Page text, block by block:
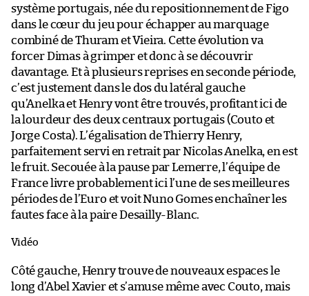
système portugais, née du repositionnement de Figo
dans le cœur du jeu pour échapper au marquage
combiné de Thuram et Vieira. Cette évolution va
forcer Dimas à grimper et donc à se découvrir
davantage. Et à plusieurs reprises en seconde période,
c’est justement dans le dos du latéral gauche
qu’Anelka et Henry vont être trouvés, profitant ici de
la lourdeur des deux centraux portugais (Couto et
Jorge Costa). L’égalisation de Thierry Henry,
parfaitement servi en retrait par Nicolas Anelka, en est
le fruit. Secouée à la pause par Lemerre, l’équipe de
France livre probablement ici l’une de ses meilleures
périodes de l’Euro et voit Nuno Gomes enchaîner les
fautes face à la paire Desailly-Blanc.
Vidéo
Côté gauche, Henry trouve de nouveaux espaces le
long d’Abel Xavier et s’amuse même avec Couto, mais